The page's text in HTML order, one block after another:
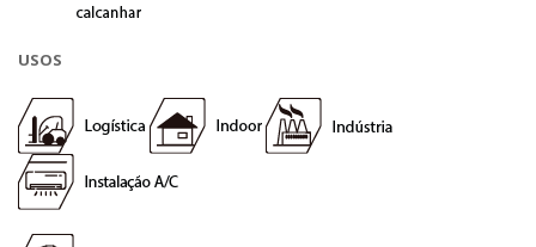
USOS